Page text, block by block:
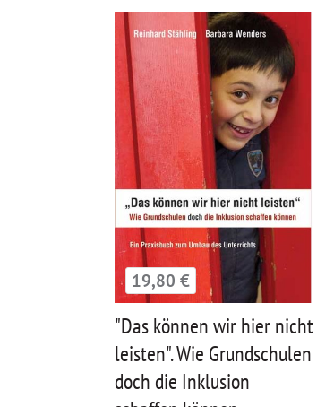
19,80 €
"Das können wir hier nicht
leisten". Wie Grundschulen
doch die Inklusion